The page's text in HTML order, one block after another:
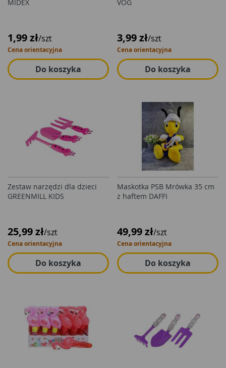
MIDEX
1,99 zł/szt
Cena orientacyjna
Do koszyka
VOG
3,99 zł/szt
Cena orientacyjna
Do koszyka
Zestaw narzędzi dla dzieci
GREENMILL KIDS
25,99 zł/szt
Cena orientacyjna
Do koszyka
Maskotka PSB Mrówka 35 cm
z haftem DAFFI
49,99 zł/szt
Cena orientacyjna
Do koszyka